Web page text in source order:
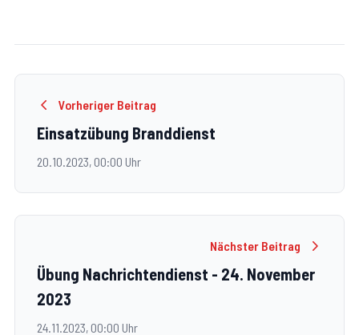
Vorheriger Beitrag
Einsatzübung Branddienst
20.10.2023, 00:00 Uhr
Nächster Beitrag
Übung Nachrichtendienst - 24. November
2023
24.11.2023, 00:00 Uhr